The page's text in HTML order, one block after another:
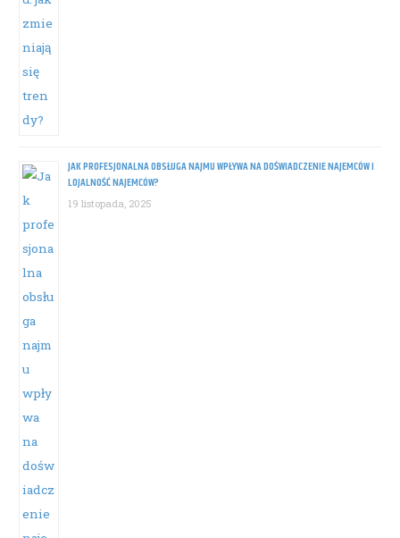
JAK PROFESJONALNA OBSŁUGA NAJMU WPŁYWA NA DOŚWIADCZENIE NAJEMCÓW I
LOJALNOŚĆ NAJEMCÓW?
19 listopada, 2025